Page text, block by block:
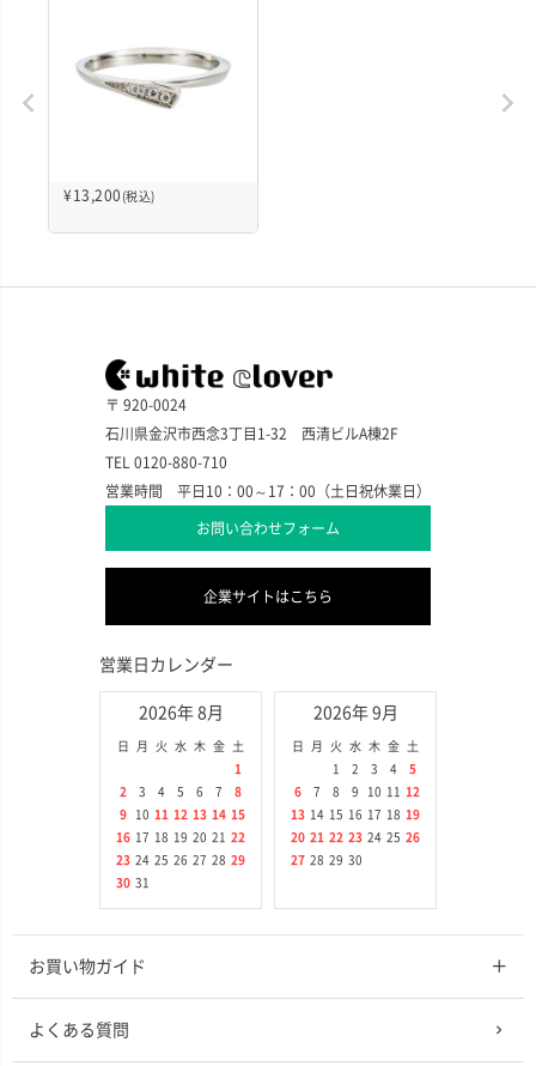
¥ 13,200 (税込)
〒 920-0024
石川県金沢市西念3丁目1-32 西清ビルA棟2F
TEL 0120-880-710
営業時間 平日10：00～17：00（土日祝休業日）
お問い合わせフォーム
企業サイトはこちら
営業日カレンダー
2026年 8月
日 月 火 水 木 金
土
1
2
3 4 5 6 7
8
9
10 11 12 13 14 15
16 17 18 19 20 21
22
23 24 25 26 27 28 29
30 31
2026年 9月
日 月 火 水 木 金
土
1
2 3 4
5
6
7 8 9 10 11
12
13 14 15 16 17 18 19
20 21 22 23 24 25 26
27 28 29 30
お買い物ガイド
よくある質問